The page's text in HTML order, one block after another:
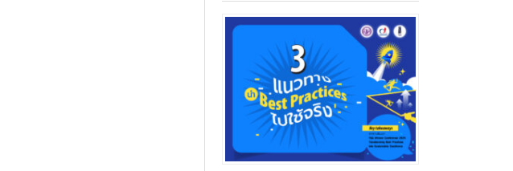
ลืมรหัสผ่าน
SERVICES
รางวัลคุณภาพแห่งชาติ
เกณฑ์รางวัล
ผู้ตรวจประเมินรางวัล